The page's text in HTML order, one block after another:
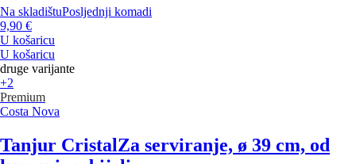
Na skladištuPosljednji komadi
9,90 €
U košaricu
U košaricu
druge varijante
+2
Premium
Costa Nova
Tanjur CristalZa serviranje, ø 39 cm, od